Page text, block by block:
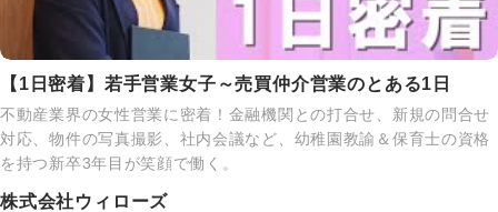
【1日密着】若手営業女子～売買仲介営業のとある1日
不動産業界の女性営業に密着！金融機関との打合せ、新規の問合せ
対応、物件の写真撮影、社内会議など、幼稚園教諭＆保育士の資格
を持つ新卒3年目が笑顔で働く。
株式会社ウィローズ